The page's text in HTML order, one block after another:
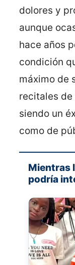
dolores y
aunque
hace años
condición
máximo de
recitales de
siendo un
como de
Mientras
podría